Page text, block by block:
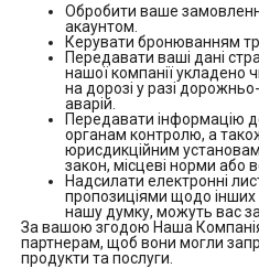
Обробити ваше
акаунтом.
Керувати бронюванням
Передавати ваші дані
нашої компанії укладено
на дорозі у разі
аварій.
Передавати інформацію
органам контролю, а
юрисдикційним
закон, місцеві норми або
Надсилати електронні
пропозиціями щодо інших
нашу думку, можуть вас
За вашою згодою Наша
партнерам, щоб вони могли
продукти та послуги.